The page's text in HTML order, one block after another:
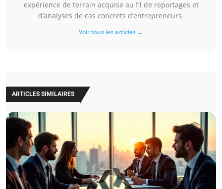
expérience de terrain acquise au fil de reportages et
d’analyses de cas concrets d’entrepreneurs.
Voir tous les articles →
ARTICLES SIMILAIRES